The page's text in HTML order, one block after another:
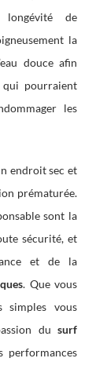
de
la
douce afin
qui pourraient
les
endroit sec et
prématurée.
sont la
sécurité, et
et de la
. Que vous
simples vous
du surf
performances